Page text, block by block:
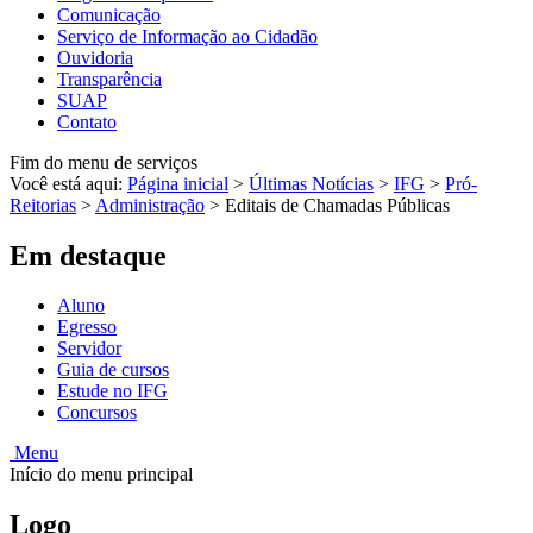
Comunicação
Serviço de Informação ao Cidadão
Ouvidoria
Transparência
SUAP
Contato
Fim do menu de serviços
Você está aqui: Página inicial > Últimas Notícias > IFG > Pró-
Reitorias > Administração > Editais de Chamadas Públicas
Em destaque
Aluno
Egresso
Servidor
Guia de cursos
Estude no IFG
Concursos
Menu
Início do menu principal
Logo